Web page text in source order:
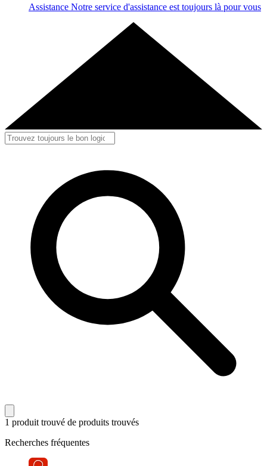
Assistance Notre service d'assistance est toujours là pour vous
1 produit trouvé de produits trouvés
Recherches fréquentes